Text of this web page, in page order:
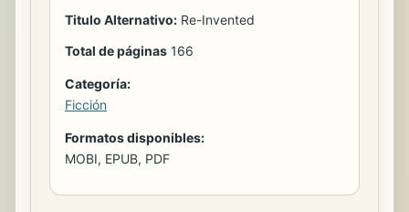
Titulo Alternativo: Re-Invented
Total de páginas 166
Categoría:
Ficción
Formatos disponibles:
MOBI, EPUB, PDF